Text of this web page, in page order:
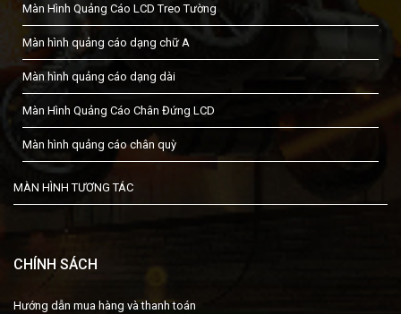
Màn Hình Quảng Cáo LCD Treo Tường
Màn hình quảng cáo dạng chữ A
Màn hình quảng cáo dạng dài
Màn Hình Quảng Cáo Chân Đứng LCD
Màn hình quảng cáo chân quỳ
MÀN HÌNH TƯƠNG TÁC
CHÍNH SÁCH
Hướng dẫn mua hàng và thanh toán